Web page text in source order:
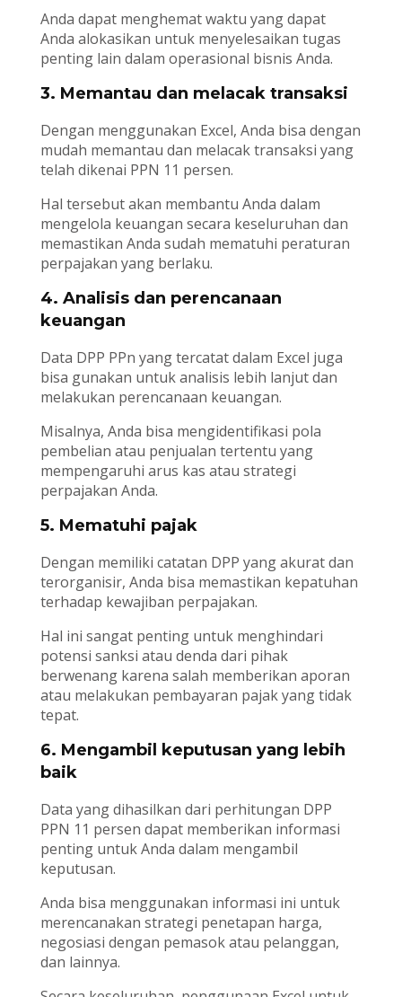
Anda dapat menghemat waktu yang dapat
Anda alokasikan untuk menyelesaikan tugas
penting lain dalam operasional bisnis Anda.
3. Memantau dan melacak transaksi
Dengan menggunakan Excel, Anda bisa dengan
mudah memantau dan melacak transaksi yang
telah dikenai PPN 11 persen.
Hal tersebut akan membantu Anda dalam
mengelola keuangan secara keseluruhan dan
memastikan Anda sudah mematuhi peraturan
perpajakan yang berlaku.
4. Analisis dan perencanaan
keuangan
Data DPP PPn yang tercatat dalam Excel juga
bisa gunakan untuk analisis lebih lanjut dan
melakukan perencanaan keuangan.
Misalnya, Anda bisa mengidentifikasi pola
pembelian atau penjualan tertentu yang
mempengaruhi arus kas atau strategi
perpajakan Anda.
5. Mematuhi pajak
Dengan memiliki catatan DPP yang akurat dan
terorganisir, Anda bisa memastikan kepatuhan
terhadap kewajiban perpajakan.
Hal ini sangat penting untuk menghindari
potensi sanksi atau denda dari pihak
berwenang karena salah memberikan aporan
atau melakukan pembayaran pajak yang tidak
tepat.
6. Mengambil keputusan yang lebih
baik
Data yang dihasilkan dari perhitungan DPP
PPN 11 persen dapat memberikan informasi
penting untuk Anda dalam mengambil
keputusan.
Anda bisa menggunakan informasi ini untuk
merencanakan strategi penetapan harga,
negosiasi dengan pemasok atau pelanggan,
dan lainnya.